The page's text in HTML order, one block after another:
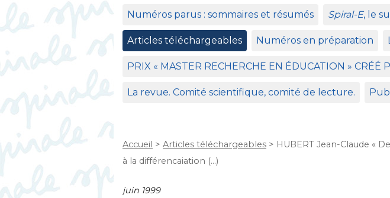
Numéros parus : sommaires et résumés Spiral-E, le
Articles téléchargeables Numéros en préparation
PRIX « MASTER RECHERCHE EN É DUCATION » CR ÉÉ
La revue. Comité scientifique, comité de lecture.
Accueil > Articles téléchargeables > HUBERT Jean-Claude «
à la différencaiation (…)
juin 1999